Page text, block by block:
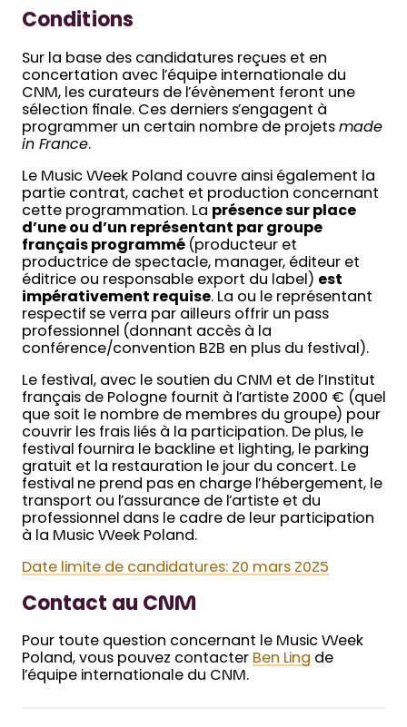
Conditions
Sur la base des candidatures reçues et en
concertation avec l’équipe internationale du
CNM, les curateurs de l’évènement feront une
sélection finale. Ces derniers s’engagent à
programmer un certain nombre de projets made
in France.
Le Music Week Poland couvre ainsi également la
partie contrat, cachet et production concernant
cette programmation. La présence sur place
d’une ou d’un représentant par groupe
français programmé (producteur et
productrice de spectacle, manager, éditeur et
éditrice ou responsable export du label) est
impérativement requise. La ou le représentant
respectif se verra par ailleurs offrir un pass
professionnel (donnant accès à la
conférence/convention B2B en plus du festival).
Le festival, avec le soutien du CNM et de l’Institut
français de Pologne fournit à l’artiste 2000 € (quel
que soit le nombre de membres du groupe) pour
couvrir les frais liés à la participation. De plus, le
festival fournira le backline et lighting, le parking
gratuit et la restauration le jour du concert. Le
festival ne prend pas en charge l’hébergement, le
transport ou l’assurance de l’artiste et du
professionnel dans le cadre de leur participation
à la Music Week Poland.
Date limite de candidatures: 20 mars 2025
Contact au CNM
Pour toute question concernant le Music Week
Poland, vous pouvez contacter Ben Ling de
l’équipe internationale du CNM.